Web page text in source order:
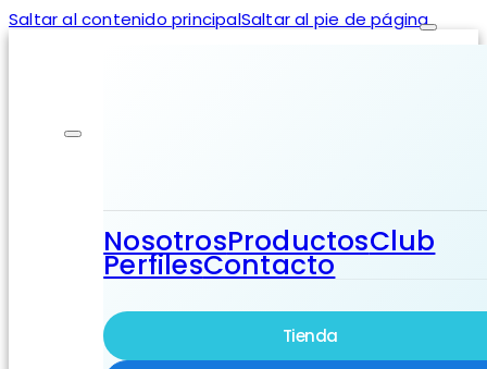
Saltar al contenido principalSaltar al pie de página
NosotrosProductosClub
PerfilesContacto
Tienda